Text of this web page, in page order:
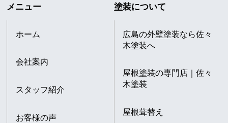
メニュー
ホーム
会社案内
スタッフ紹介
お客様の声
塗装について
広島の外壁塗装なら佐々
木塗装へ
屋根塗装の専門店｜佐々
木塗装
屋根葺替え